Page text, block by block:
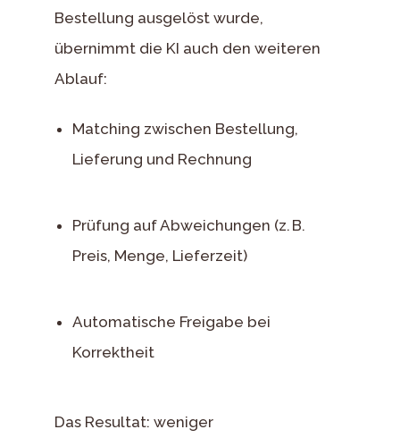
Bestellung ausgelöst wurde,
übernimmt die KI auch den weiteren
Ablauf:
Matching zwischen Bestellung,
Lieferung und Rechnung
Prüfung auf Abweichungen (z. B.
Preis, Menge, Lieferzeit)
Automatische Freigabe bei
Korrektheit
Das Resultat: weniger